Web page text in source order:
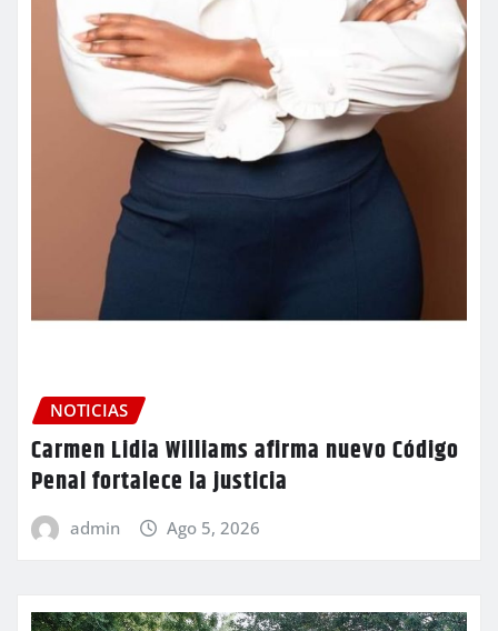
NOTICIAS
Carmen Lidia Williams afirma nuevo Código
Penal fortalece la justicia
admin Ago 5, 2026